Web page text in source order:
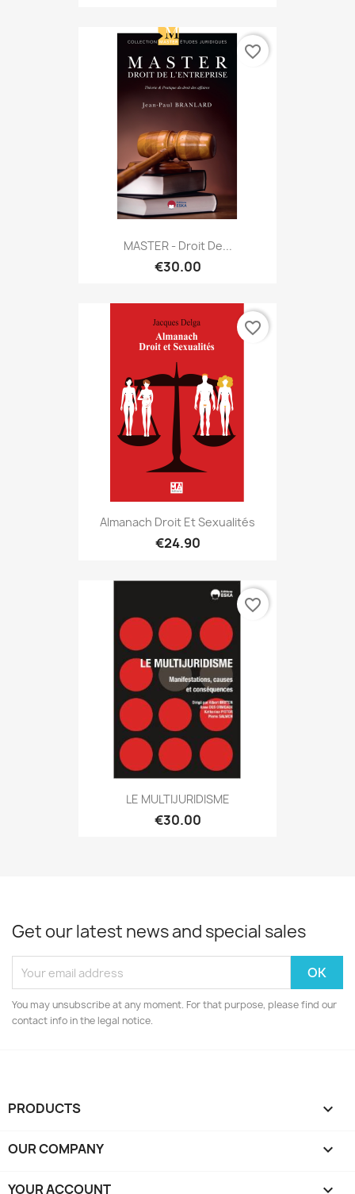
MASTER - Droit De...
€30.00
favorite_border
Almanach Droit Et Sexualités
€24.90
favorite_border
LE MULTIJURIDISME
€30.00
favorite_border
Get our latest news and special sales
You may unsubscribe at any moment. For that purpose, please find our
contact info in the legal notice.
PRODUCTS 
OUR COMPANY 
YOUR ACCOUNT 